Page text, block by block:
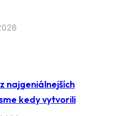
najgeniálnejších
kedy vytvorili